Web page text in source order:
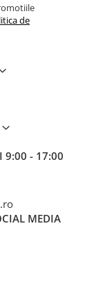
de
9:00 - 17:00
MEDIA